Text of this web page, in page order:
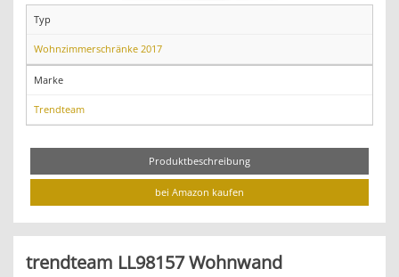
Typ
Wohnzimmerschränke 2017
Marke
Trendteam
Produktbeschreibung
bei Amazon kaufen
trendteam LL98157 Wohnwand